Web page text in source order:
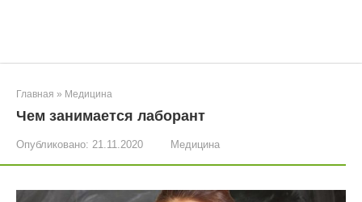
Главная » Медицина
Чем занимается лаборант
Опубликовано: 21.11.2020 Медицина